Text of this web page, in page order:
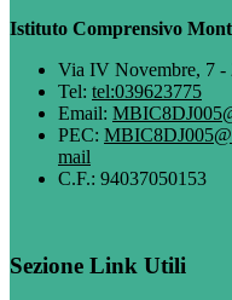
Istituto Comprensivo
Via IV Novembre, 7 -
Tel: tel:039623775
Email:
PEC:
mail
C.F.: 94037050153
Sezione Link Utili